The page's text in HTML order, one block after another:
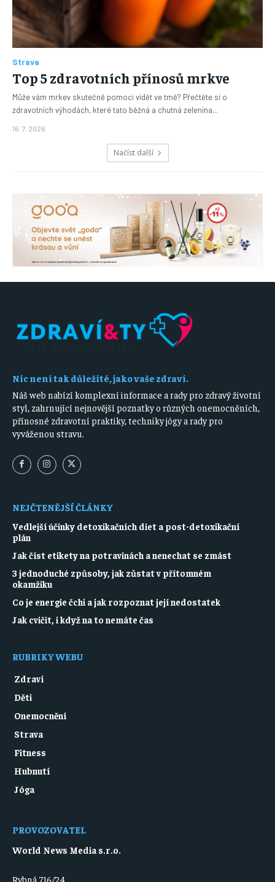
Strava
Top 5 zdravotních přínosů mrkve
Může vám mrkev skutečně pomoci vidět ve tmě? Přečtěte si o
zdravotních výhodách, které tato běžná a chutná zelenina...
16. 7. 2026
Načíst další
Nic není tak důležité, jako vaše zdraví.
Náš web nabízí komplexní informace a rady pro zdravý životní
styl, zahrnující nejnovější poznatky o různých onemocněních,
přínosné zdravotní praktiky, techniky jógy a rady pro
vyváženou stravu.
NEJČTENĚJŠÍ ČLÁNKY
Vedlejší účinky detoxikačních diet a post-detoxikační
plán
Jak číst etikety na potravinách a nenechat se zmást
3 jednoduché způsoby, jak zůstat v přítomném
okamžiku
Co je energie čchi a jak rozpoznat její nedostatek
Jak cvičit, i když na to nemáte čas
RUBRIKY WEBU
Zdraví
Děti
Onemocnění
Strava
Fitness
Hubnutí
Jóga
PROVOZOVATEL
World News Media s.r.o.
Rybná 716/24